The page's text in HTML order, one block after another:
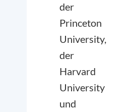
der
Princeton
University,
der
Harvard
University
und